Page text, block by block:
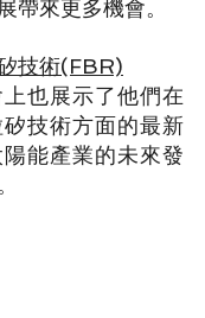
帶來更多機會。
技術(FBR)
也展示了他們在
技術方面的最新
能產業的未來發